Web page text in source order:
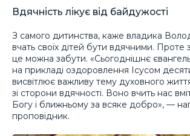
Вдячність лікує від байдужості
З самого дитинства, каже владика
вчать своїх дітей бути вдячними. Проте
це можна забути. «Сьогоднішнє
на прикладі оздоровлення Ісусом
висвітлює важливу тему духовного
зі сторони вдячності. Воно вчить нас
Богу і ближньому за всяке добро», —
проповідник.